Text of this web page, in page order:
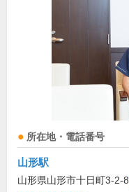
所在地・電話番号
山形駅
山形県山形市十日町3-2-8